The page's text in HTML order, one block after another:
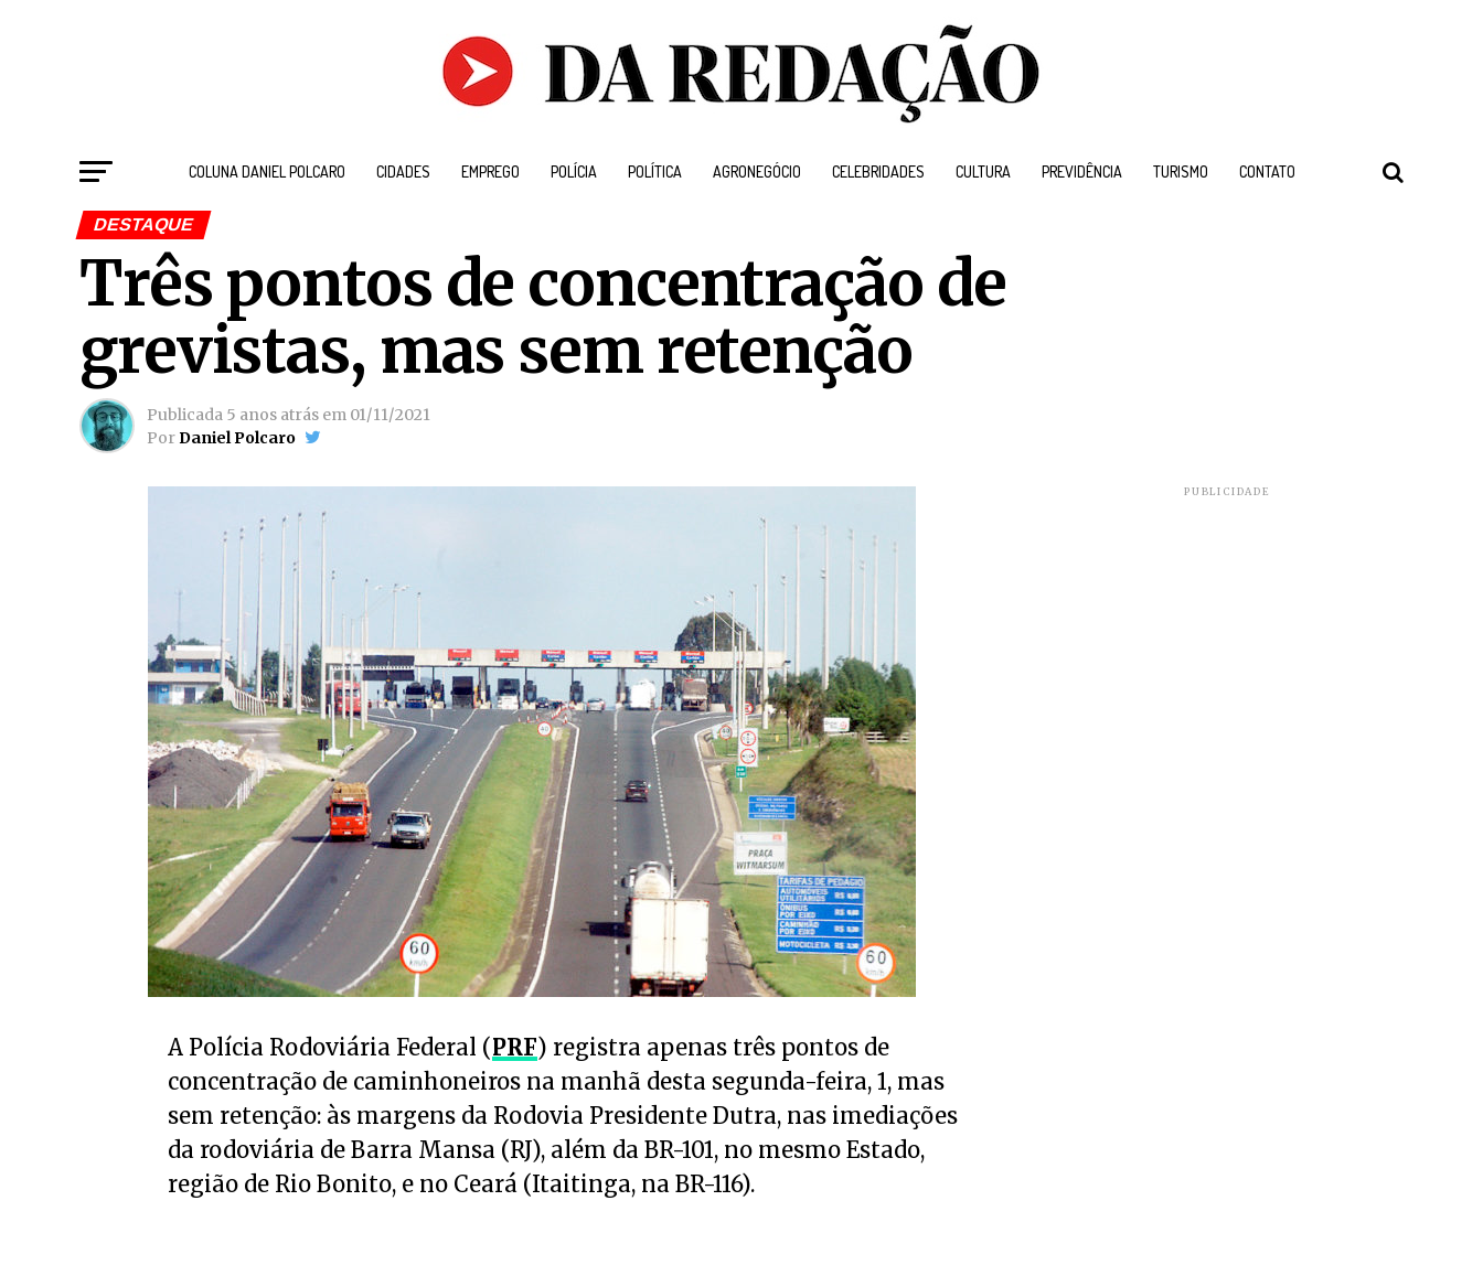
COLUNA DANIEL POLCARO CIDADES EMPREGO POLÍCIA POLÍTICA AGRONEGÓCIO CELEBRIDADES CULTURA PREVIDÊNCIA TURISMO CONTATO
DESTAQUE
Três pontos de concentração de
grevistas, mas sem retenção
Publicada 5 anos atrás em 01/11/2021
PorDaniel Polcaro
A Polícia Rodoviária Federal (PRF) registra apenas três pontos de
concentração de caminhoneiros na manhã desta segunda-feira, 1, mas
sem retenção: às margens da Rodovia Presidente Dutra, nas imediações
da rodoviária de Barra Mansa (RJ), além da BR-101, no mesmo Estado,
região de Rio Bonito, e no Ceará (Itaitinga, na BR-116).
PUBLICIDADE